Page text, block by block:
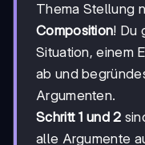
Thema Stellung
Composition! Du
Situation, einem
ab und
Argumenten.
Schritt 1 und 2
alle Argumente